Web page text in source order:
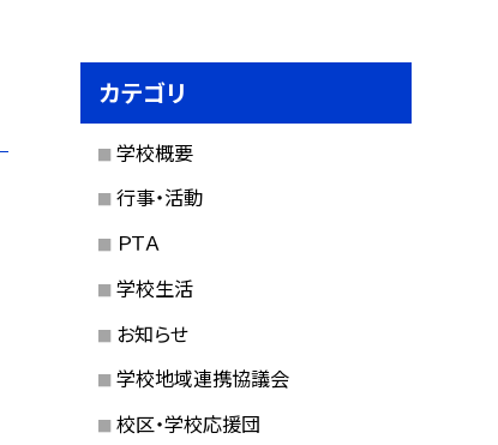
カテゴリ
学校概要
行事・活動
ＰＴＡ
学校生活
お知らせ
学校地域連携協議会
校区・学校応援団